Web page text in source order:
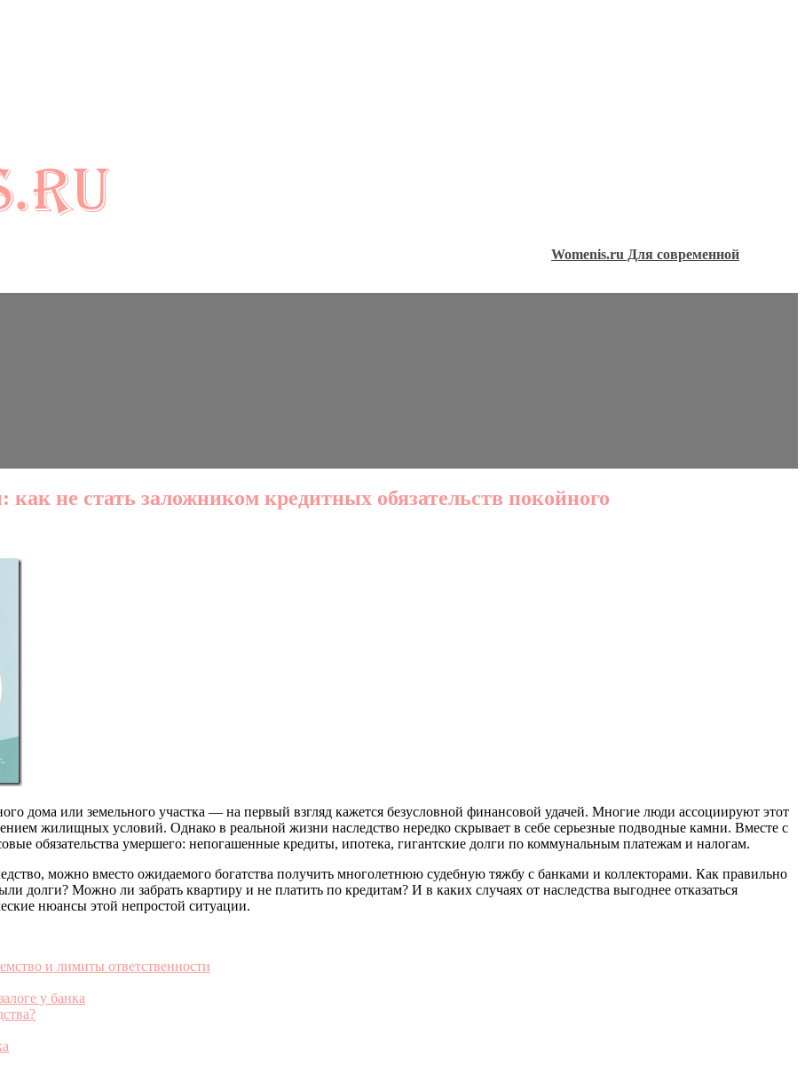
Womenis.ru Для современной
не стать заложником кредитных обязательств покойного
дома или земельного участка — на первый взгляд кажется безусловной финансовой удачей. Многие люди ассоциируют этот
жилищных условий. Однако в реальной жизни наследство нередко скрывает в себе серьезные подводные камни. Вместе с
обязательства умершего: непогашенные кредиты, ипотека, гигантские долги по коммунальным платежам и налогам.
можно вместо ожидаемого богатства получить многолетнюю судебную тяжбу с банками и коллекторами. Как правильно
долги? Можно ли забрать квартиру и не платить по кредитам? И в каких случаях от наследства выгоднее отказаться
нюансы этой непростой ситуации.
и лимиты ответственности
у банка